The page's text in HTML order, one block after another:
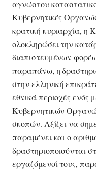
αγνώστου
Κυβερνητικές
κρατική κυριαρχία, η
ολοκληρώσει την
διαπιστευμένων
παραπάνω, η
στην ελληνική
εθνικά περιοχές ενός
Κυβερνητικών
σκοπών. Αξίζει να
παραμένει και ο
δραστηριοποιούνται
εργαζόμενοί τους,